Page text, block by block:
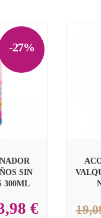
-27%
SIN
300ML
€